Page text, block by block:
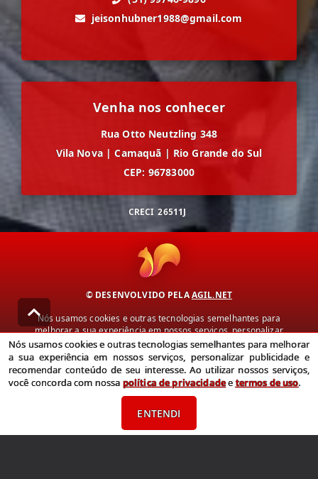
jeisonhubner1988@gmail.com
Venha nos conhecer
Rua Otto Neutzling 348
Vila Nova | Camaquã | Rio Grande do Sul
CEP: 96783000
CRECI 26511J
© DESENVOLVIDO PELAAGIL.NET
Nós usamos cookies e outras tecnologias semelhantes para
melhorar a sua experiência em nossos serviços, personalizar
publicidade e recomendar conteúdo de seu interesse. Ao utilizar
nossos serviços, você concorda com nossa política de privacidade e
termos de uso.
Política de Privacidade Termos de uso
Nós usamos cookies e outras tecnologias semelhantes para melhorar
a sua experiência em nossos serviços, personalizar publicidade e
recomendar conteúdo de seu interesse. Ao utilizar nossos serviços,
você concorda com nossa política de privacidadeetermos de uso.
ENTENDI